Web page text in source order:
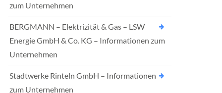
zum Unternehmen
BERGMANN – Elektrizität & Gas – LSW
Energie GmbH & Co. KG – Informationen zum
Unternehmen
Stadtwerke Rinteln GmbH – Informationen
zum Unternehmen